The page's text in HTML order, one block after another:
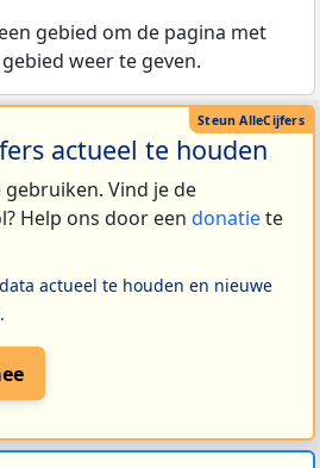
gebied om de pagina met
weer te geven.
actueel te houden
Vind je de
Help ons door een donatiete
actueel te houden en nieuwe